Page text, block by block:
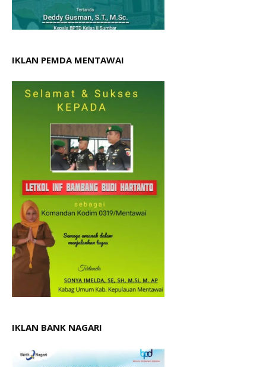
IKLAN PEMDA MENTAWAI
IKLAN BANK NAGARI